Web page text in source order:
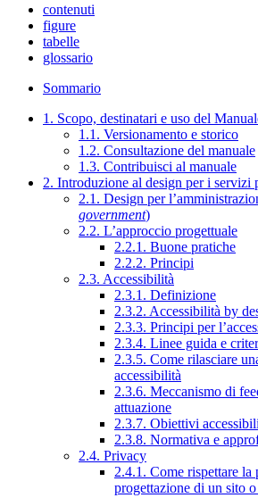
contenuti
figure
tabelle
glossario
Sommario
1. Scopo, destinatari e uso del
1.1. Versionamento e storico
1.2. Consultazione del manuale
1.3. Contribuisci al manuale
2. Introduzione al design per i servizi
2.1. Design per
government)
2.2. L’approccio progettuale
2.2.1. Buone pratiche
2.2.2. Principi
2.3. Accessibilità
2.3.1. Definizione
2.3.2. Accessibilità by
2.3.3. Principi per
2.3.4. Linee guida e
2.3.5. Come rilasciare
accessibilità
2.3.6. Meccanismo di
attuazione
2.3.7. Obiettivi
2.3.8. Normativa e
2.4. Privacy
2.4.1. Come rispettare la
progettazione di un sito